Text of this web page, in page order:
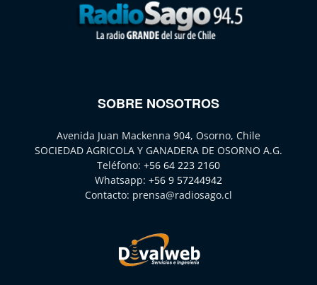
SOBRE NOSOTROS
Avenida Juan Mackenna 904, Osorno, Chile
SOCIEDAD AGRICOLA Y GANADERA DE OSORNO A.G.
Teléfono: +56 64 223 2160
Whatsapp: +56 9 57244942
Contacto: prensa@radiosago.cl